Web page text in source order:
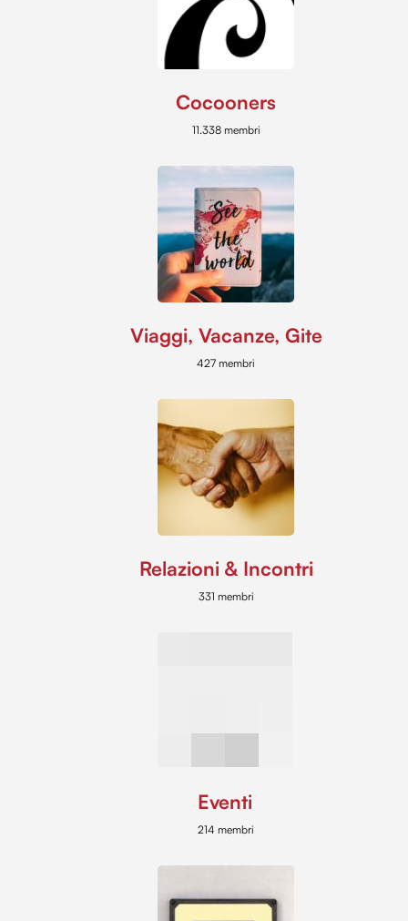
Cocooners
11.338 membri
Viaggi, Vacanze, Gite
427 membri
Relazioni & Incontri
331 membri
Eventi
214 membri